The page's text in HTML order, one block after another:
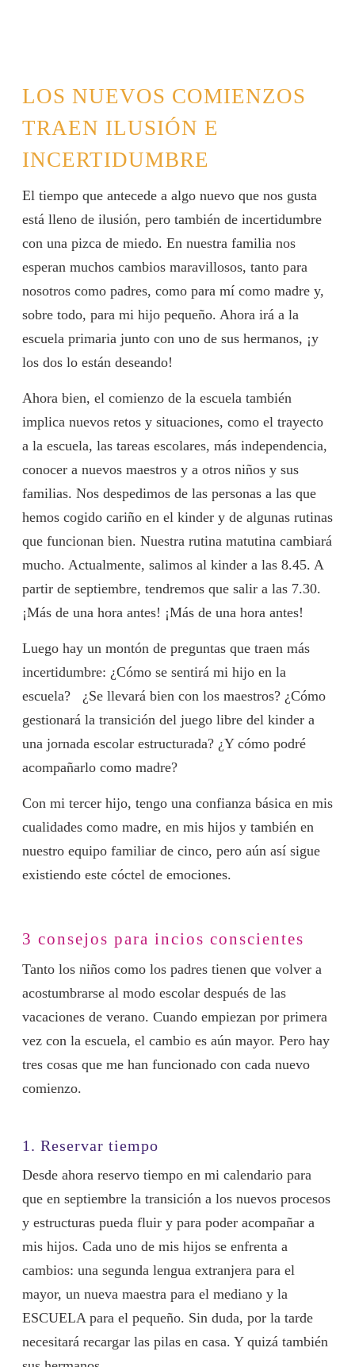
LOS NUEVOS COMIENZOS
TRAEN ILUSIÓN E
INCERTIDUMBRE
El tiempo que antecede a algo nuevo que nos gusta
está lleno de ilusión, pero también de incertidumbre
con una pizca de miedo. En nuestra familia nos
esperan muchos cambios maravillosos, tanto para
nosotros como padres, como para mí como madre y,
sobre todo, para mi hijo pequeño. Ahora irá a la
escuela primaria junto con uno de sus hermanos, ¡y
los dos lo están deseando!
Ahora bien, el comienzo de la escuela también
implica nuevos retos y situaciones, como el trayecto
a la escuela, las tareas escolares, más independencia,
conocer a nuevos maestros y a otros niños y sus
familias. Nos despedimos de las personas a las que
hemos cogido cariño en el kinder y de algunas rutinas
que funcionan bien. Nuestra rutina matutina cambiará
mucho. Actualmente, salimos al kinder a las 8.45. A
partir de septiembre, tendremos que salir a las 7.30.
¡Más de una hora antes! ¡Más de una hora antes!
Luego hay un montón de preguntas que traen más
incertidumbre: ¿Cómo se sentirá mi hijo en la
escuela? ¿Se llevará bien con los maestros? ¿Cómo
gestionará la transición del juego libre del kinder a
una jornada escolar estructurada? ¿Y cómo podré
acompañarlo como madre?
Con mi tercer hijo, tengo una confianza básica en mis
cualidades como madre, en mis hijos y también en
nuestro equipo familiar de cinco, pero aún así sigue
existiendo este cóctel de emociones.
3 consejos para incios conscientes
Tanto los niños como los padres tienen que volver a
acostumbrarse al modo escolar después de las
vacaciones de verano. Cuando empiezan por primera
vez con la escuela, el cambio es aún mayor. Pero hay
tres cosas que me han funcionado con cada nuevo
comienzo.
1. Reservar tiempo
Desde ahora reservo tiempo en mi calendario para
que en septiembre la transición a los nuevos procesos
y estructuras pueda fluir y para poder acompañar a
mis hijos. Cada uno de mis hijos se enfrenta a
cambios: una segunda lengua extranjera para el
mayor, un nueva maestra para el mediano y la
ESCUELA para el pequeño. Sin duda, por la tarde
necesitará recargar las pilas en casa. Y quizá también